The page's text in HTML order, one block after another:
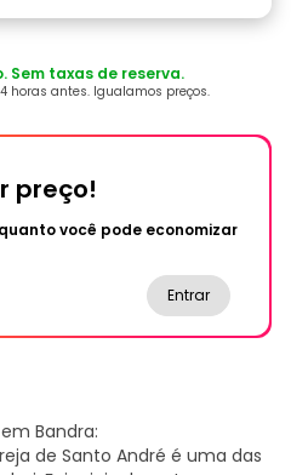
taxas de reserva.
horas antes. Igualamos preços.
preço!
você pode economizar
Entrar
Bandra:
de Santo André é uma das